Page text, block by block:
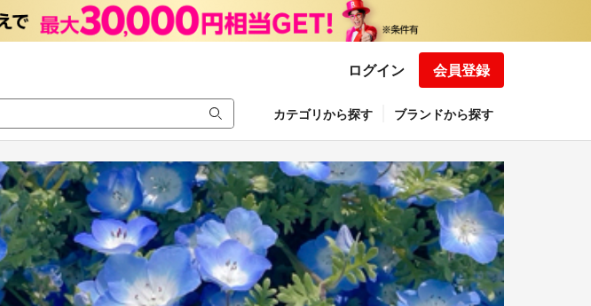
ログイン 会員登録
カテゴリから探す ブランドから探す